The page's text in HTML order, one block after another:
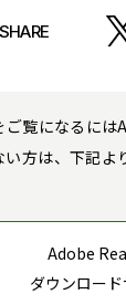
SHARE
ご覧になるに
い方は、下記よ
Adobe
ダウンロー